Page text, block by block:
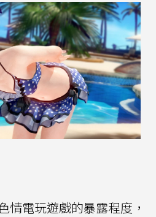
情電玩遊戲的暴露程度，